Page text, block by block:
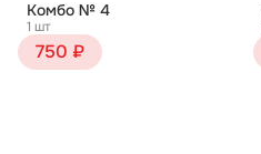
Комбо № 4
1 шт
750 ₽